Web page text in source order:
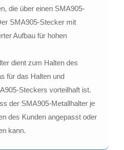
die über einen SMA905-
SMA905-Stecker mit
Aufbau für hohen
dient zum Halten des
für das Halten und
Steckers vorteilhaft ist.
der SMA905-Metallhalter je
des Kunden angepasst oder
kann.